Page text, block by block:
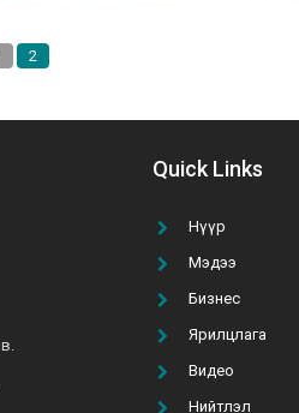
2
Quick Links
Нүүр
Мэдээ
Бизнес
Ярилцлага
Видео
Нийтлэл